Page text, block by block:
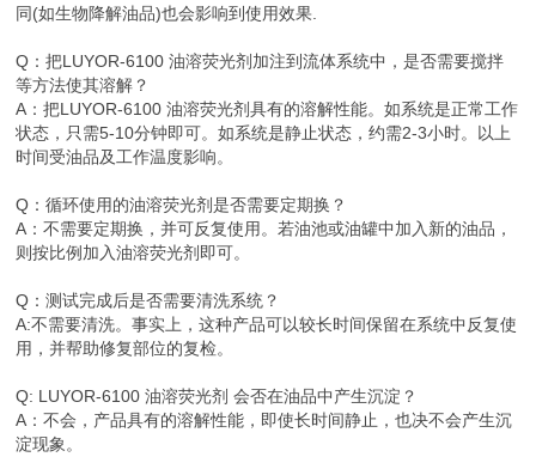
同(如生物降解油品)也会影响到使用效果.
Q：把LUYOR-6100 油溶荧光剂加注到流体系统中，是否需要搅拌
等方法使其溶解？
A：把LUYOR-6100 油溶荧光剂具有的溶解性能。如系统是正常工作
状态，只需5-10分钟即可。如系统是静止状态，约需2-3小时。以上
时间受油品及工作温度影响。
Q：循环使用的油溶荧光剂是否需要定期换？
A：不需要定期换，并可反复使用。若油池或油罐中加入新的油品，
则按比例加入油溶荧光剂即可。
Q：测试完成后是否需要清洗系统？
A:不需要清洗。事实上，这种产品可以较长时间保留在系统中反复使
用，并帮助修复部位的复检。
Q: LUYOR-6100 油溶荧光剂 会否在油品中产生沉淀？
A：不会，产品具有的溶解性能，即使长时间静止，也决不会产生沉
淀现象。